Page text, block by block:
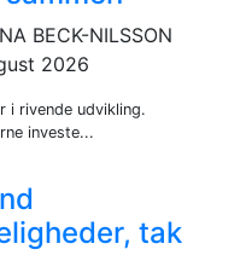
BECK-NILSSON
2026
i rivende udvikling.
investe...
tak